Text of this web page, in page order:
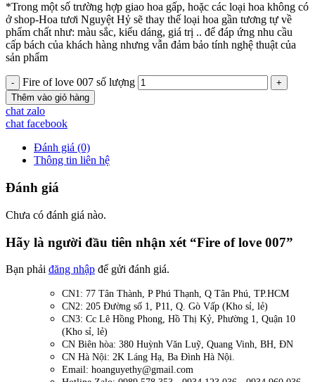
*Trong một số trường hợp giao hoa gấp, hoặc các loại hoa không có
ở shop-Hoa tươi Nguyệt Hỷ sẽ thay thế loại hoa gần tương tự về
phẩm chất như: màu sắc, kiểu dáng, giá trị .. để đáp ứng nhu cầu
cấp bách của khách hàng nhưng vẫn đảm bảo tính nghệ thuật của
sản phẩm
Fire of love 007 số lượng
Thêm vào giỏ hàng
chat zalo
chat facebook
Đánh giá (0)
Thông tin liên hệ
Đánh giá
Chưa có đánh giá nào.
Hãy là người đầu tiên nhận xét “Fire of love 007”
Bạn phải đăng nhập để gửi đánh giá.
CN1: 77 Tân Thành, P Phú Thạnh, Q Tân Phú, TP.HCM
CN2: 205 Đường số 1, P11, Q. Gò Vấp (Kho sỉ, lẻ)
CN3: Cc Lê Hồng Phong, Hồ Thị Kỷ, Phường 1, Quận 10
(Kho sỉ, lẻ)
CN Biên hòa: 380 Huỳnh Văn Luỹ, Quang Vinh, BH, ĐN
CN Hà Nội: 2K Láng Hạ, Ba Đình Hà Nội.
Email: hoanguyethy@gmail.com